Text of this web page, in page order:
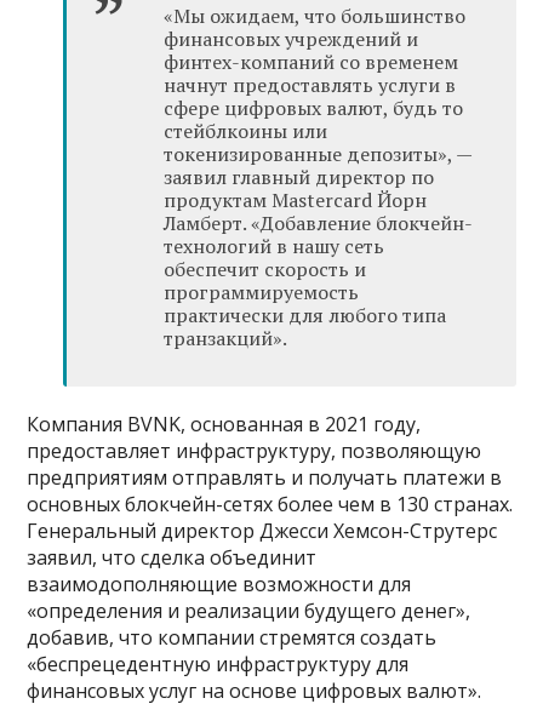
«Мы ожидаем, что большинство
финансовых учреждений и
финтех-компаний со временем
начнут предоставлять услуги в
сфере цифровых валют, будь то
стейблкоины или
токенизированные депозиты», —
заявил главный директор по
продуктам Mastercard Йорн
Ламберт. «Добавление блокчейн-
технологий в нашу сеть
обеспечит скорость и
программируемость
практически для любого типа
транзакций».
Компания BVNK, основанная в 2021 году,
предоставляет инфраструктуру, позволяющую
предприятиям отправлять и получать платежи в
основных блокчейн-сетях более чем в 130 странах.
Генеральный директор Джесси Хемсон-Струтерс
заявил, что сделка объединит
взаимодополняющие возможности для
«определения и реализации будущего денег»,
добавив, что компании стремятся создать
«беспрецедентную инфраструктуру для
финансовых услуг на основе цифровых валют».